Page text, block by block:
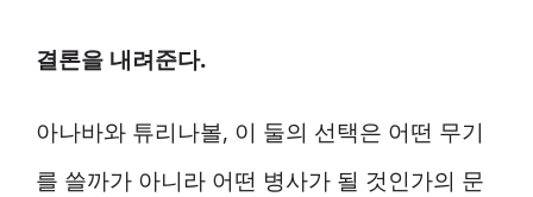
결론을 내려준다.
아나바와 튜리나볼, 이 둘의 선택은 어떤 무기
를 쓸까가 아니라 어떤 병사가 될 것인가의 문